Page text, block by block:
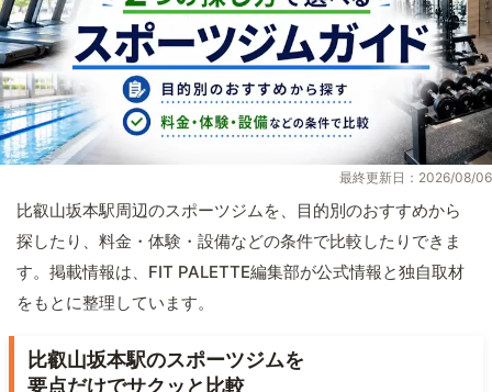
最終更新日：2026/08/06
比叡山坂本駅周辺のスポーツジムを、目的別のおすすめから
探したり、料金・体験・設備などの条件で比較したりできま
す。掲載情報は、FIT PALETTE編集部が公式情報と独自取材
をもとに整理しています。
比叡山坂本駅のスポーツジムを
要点だけでサクッと比較